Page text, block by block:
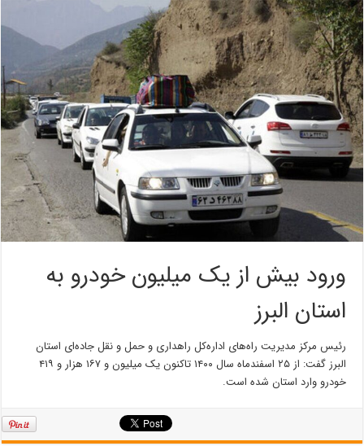
ورود بیش از یک میلیون خودرو به
استان البرز
رئیس مرکز مدیریت راه‌های اداره‌کل راهداری و حمل و نقل جاده‌ای استان
البرز گفت: از ۲۵ اسفندماه سال ۱۴۰۰ تاکنون یک میلیون و ۱۶۷ هزار و ۴۱۹
خودرو وارد استان شده است.